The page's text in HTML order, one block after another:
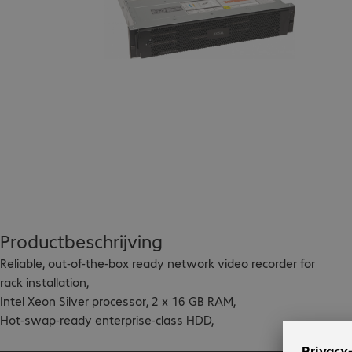
Productbeschrijving
Reliable, out-of-the-box ready network video recorder for
rack installation,
Intel Xeon Silver processor, 2 x 16 GB RAM,
Hot-swap-ready enterprise-class HDD,